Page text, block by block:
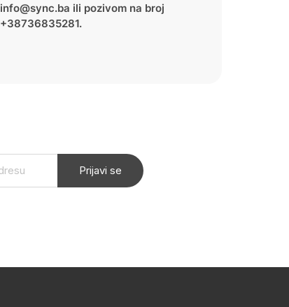
info@sync.ba ili pozivom na broj
+38736835281.
Prijavi se